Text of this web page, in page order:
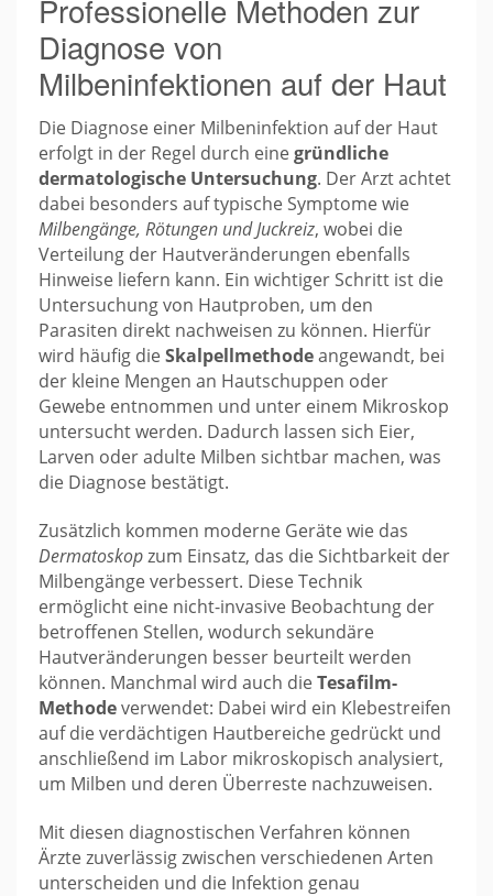
Professionelle Methoden zur
Diagnose von
Milbeninfektionen auf der Haut
Die Diagnose einer Milbeninfektion auf der Haut
erfolgt in der Regel durch einegründliche
dermatologische Untersuchung. Der Arzt achtet
dabei besonders auf typische Symptome wie
Milbengänge, Rötungen und Juckreiz, wobei die
Verteilung der Hautveränderungen ebenfalls
Hinweise liefern kann. Ein wichtiger Schritt ist die
Untersuchung von Hautproben, um den
Parasiten direkt nachweisen zu können. Hierfür
wird häufig dieSkalpellmethodeangewandt, bei
der kleine Mengen an Hautschuppen oder
Gewebe entnommen und unter einem Mikroskop
untersucht werden. Dadurch lassen sich Eier,
Larven oder adulte Milben sichtbar machen, was
die Diagnose bestätigt.
Zusätzlich kommen moderne Geräte wie das
Dermatoskopzum Einsatz, das die Sichtbarkeit der
Milbengänge verbessert. Diese Technik
ermöglicht eine nicht-invasive Beobachtung der
betroffenen Stellen, wodurch sekundäre
Hautveränderungen besser beurteilt werden
können. Manchmal wird auch dieTesafilm-
Methodeverwendet: Dabei wird ein Klebestreifen
auf die verdächtigen Hautbereiche gedrückt und
anschließend im Labor mikroskopisch analysiert,
um Milben und deren Überreste nachzuweisen.
Mit diesen diagnostischen Verfahren können
Ärzte zuverlässig zwischen verschiedenen Arten
unterscheiden und die Infektion genau